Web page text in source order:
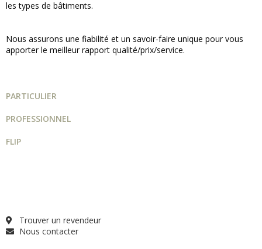
les types de bâtiments.
Nous assurons une fiabilité et un savoir-faire unique pour vous
apporter le meilleur rapport qualité/prix/service.
PARTICULIER
PROFESSIONNEL
FLIP
Trouver un revendeur
Nous contacter